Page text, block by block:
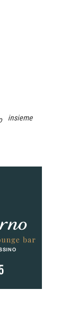
insieme